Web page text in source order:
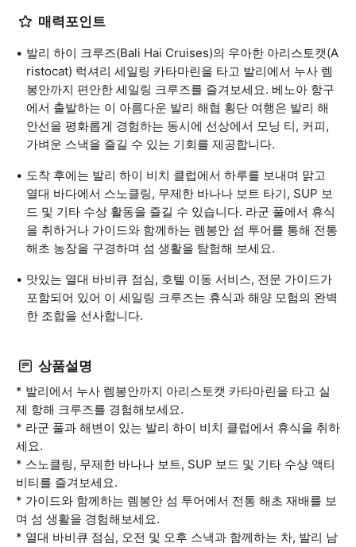
매력포인트
발리 하이 크루즈(Bali Hai Cruises)의 우아한 아리스토캣(A
ristocat) 럭셔리 세일링 카타마린을 타고 발리에서 누사 렘
봉안까지 편안한 세일링 크루즈를 즐겨보세요. 베노아 항구
에서 출발하는 이 아름다운 발리 해협 횡단 여행은 발리 해
안선을 평화롭게 경험하는 동시에 선상에서 모닝 티, 커피,
가벼운 스낵을 즐길 수 있는 기회를 제공합니다.
도착 후에는 발리 하이 비치 클럽에서 하루를 보내며 맑고
열대 바다에서 스노클링, 무제한 바나나 보트 타기, SUP 보
드 및 기타 수상 활동을 즐길 수 있습니다. 라군 풀에서 휴식
을 취하거나 가이드와 함께하는 렘봉안 섬 투어를 통해 전통
해초 농장을 구경하며 섬 생활을 탐험해 보세요.
맛있는 열대 바비큐 점심, 호텔 이동 서비스, 전문 가이드가
포함되어 있어 이 세일링 크루즈는 휴식과 해양 모험의 완벽
한 조합을 선사합니다.
상품설명
* 발리에서 누사 렘봉안까지 아리스토캣 카타마린을 타고 실
제 항해 크루즈를 경험해보세요.
* 라군 풀과 해변이 있는 발리 하이 비치 클럽에서 휴식을 취하
세요.
* 스노클링, 무제한 바나나 보트, SUP 보드 및 기타 수상 액티
비티를 즐겨보세요.
* 가이드와 함께하는 렘봉안 섬 투어에서 전통 해초 재배를 보
며 섬 생활을 경험해보세요.
* 열대 바비큐 점심, 오전 및 오후 스낵과 함께하는 차, 발리 남